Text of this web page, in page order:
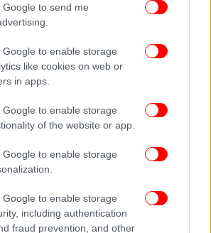
to send me
Google to enable storage
like cookies on web or
in apps.
Google to enable storage
of the website or app.
Google to enable storage
Google to enable storage
including authentication
fraud prevention, and other